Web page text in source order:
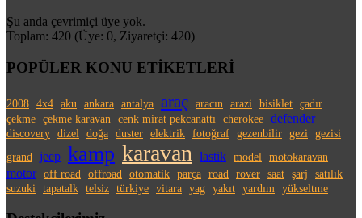
Şu anda çevrimiçi üye yok.
Toplam: 420 (Üye: 0, Ziyaretçi: 420)
POPÜLER KONU ETİKETLERİ
2008 4x4 aku ankara antalya araç aracın arazi bisiklet çadır
çekme çekme karavan cenk mirat pekcanattı cherokee defender
discovery dizel doğa duster elektrik fotoğraf gezenbilir gezi
gezisi
grand
jeep kamp karavan lastik model motokaravan
motor off road offroad otomatik parça road rover saat şarj
satılık
suzuki
tapatalk telsiz türkiye vitara yag yakıt yardım yükseltme